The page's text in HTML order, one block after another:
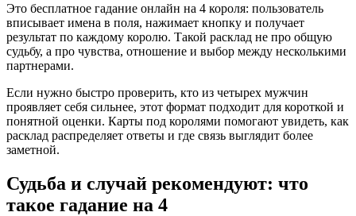
Это бесплатное гадание онлайн на 4 короля: пользователь
вписывает имена в поля, нажимает кнопку и получает
результат по каждому королю. Такой расклад не про общую
судьбу, а про чувства, отношение и выбор между несколькими
партнерами.
Если нужно быстро проверить, кто из четырех мужчин
проявляет себя сильнее, этот формат подходит для короткой и
понятной оценки. Карты под королями помогают увидеть, как
расклад распределяет ответы и где связь выглядит более
заметной.
Судьба и случай рекомендуют: что
такое гадание на 4